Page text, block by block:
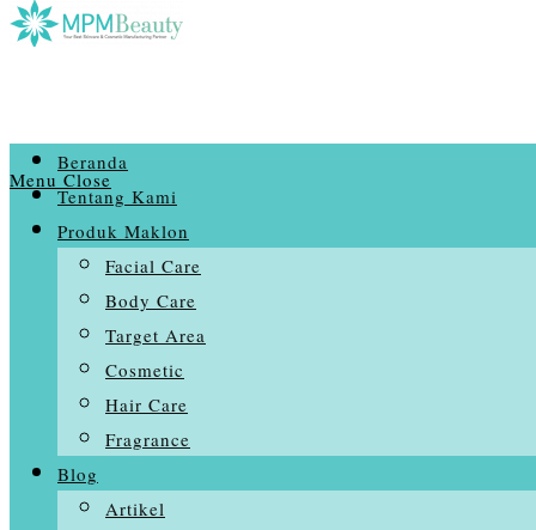
Menu Close
Beranda
Tentang Kami
Produk Maklon
Facial Care
Body Care
Target Area
Cosmetic
Hair Care
Fragrance
Blog
Artikel